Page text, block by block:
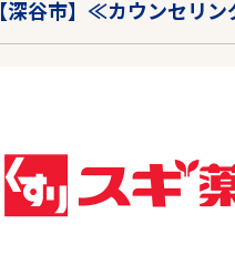
【深谷市】≪カウンセリ